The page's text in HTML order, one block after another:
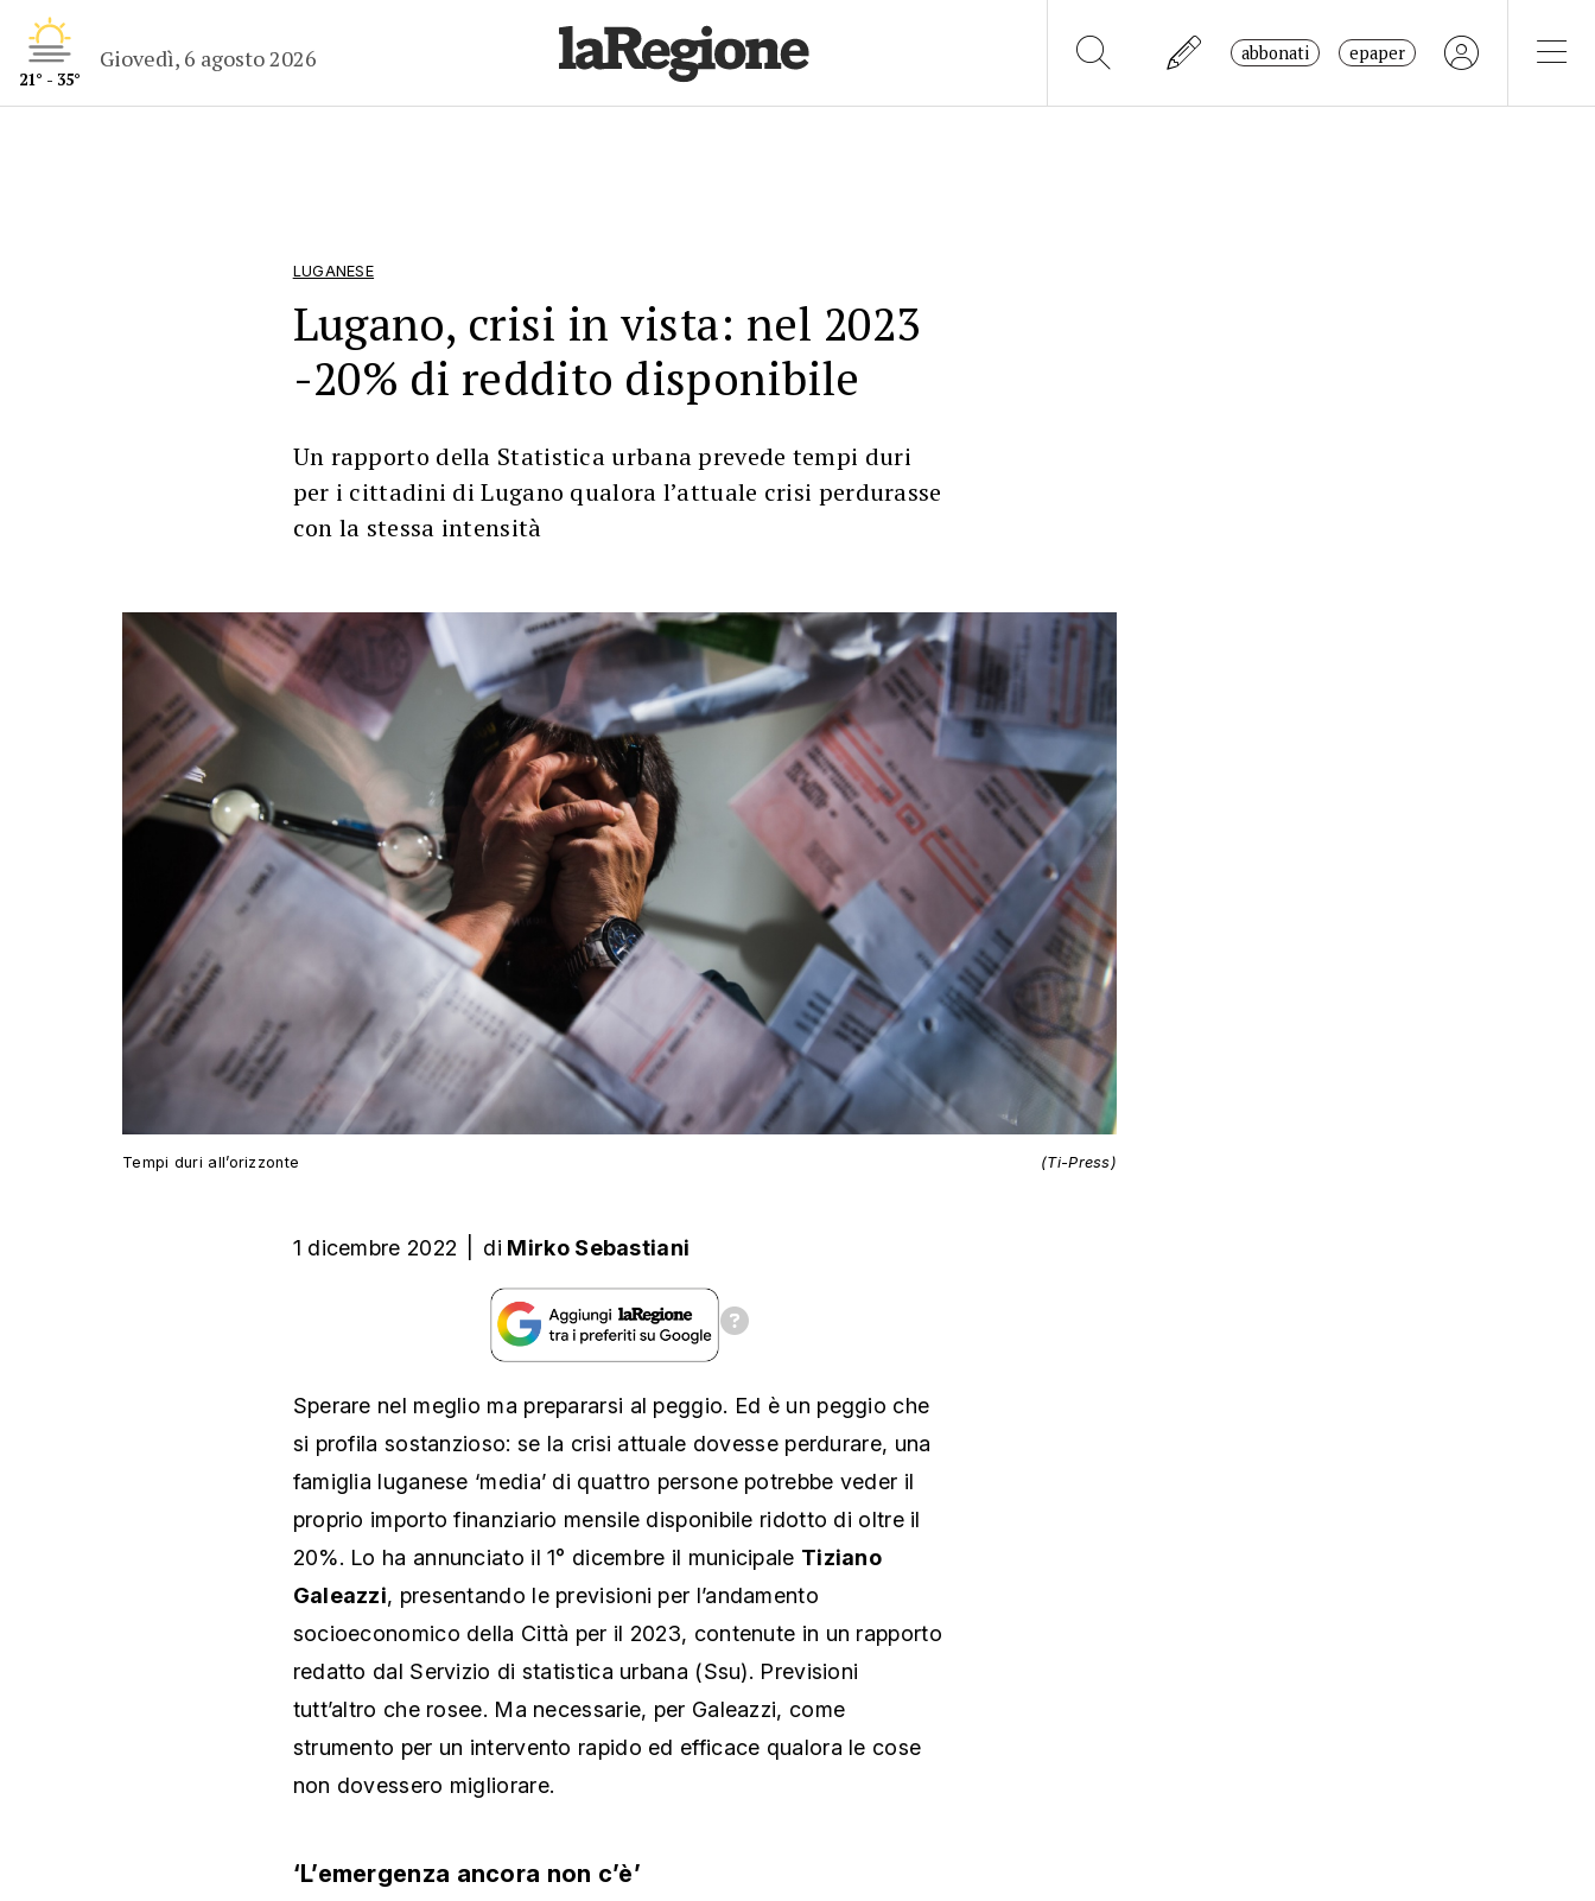
21° - 35°
Giovedì, 6 agosto 2026 abbonati epaper
LUGANESE
Lugano, crisi in vista: nel 2023
-20% di reddito disponibile
Un rapporto della Statistica urbana prevede tempi duri
per i cittadini di Lugano qualora l’attuale crisi perdurasse
con la stessa intensità
Tempi duri all’orizzonte (Ti-Press)
1 dicembre 2022 di Mirko Sebastiani
Sperare nel meglio ma prepararsi al peggio. Ed è un peggio che
si profila sostanzioso: se la crisi attuale dovesse perdurare, una
famiglia luganese ‘media’ di quattro persone potrebbe veder il
proprio importo finanziario mensile disponibile ridotto di oltre il
20%. Lo ha annunciato il 1° dicembre il municipale Tiziano
Galeazzi, presentando le previsioni per l’andamento
socioeconomico della Città per il 2023, contenute in un rapporto
redatto dal Servizio di statistica urbana (Ssu). Previsioni
tutt’altro che rosee. Ma necessarie, per Galeazzi, come
strumento per un intervento rapido ed efficace qualora le cose
non dovessero migliorare.
‘L’emergenza ancora non c’è’